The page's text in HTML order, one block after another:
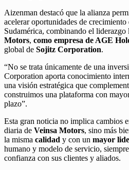
Aizenman destacó que la alianza
acelerar oportunidades de
Sudamérica, combinando el liderazgo
Motors, como empresa de AGE
global de Sojitz Corporation.
“No se trata únicamente de una
Corporation aporta conocimiento
una visión estratégica que
construimos una plataforma con
plazo”.
Esta gran noticia no implica cambios
diaria de Veinsa Motors, sino más
la misma calidad y con un mayor
humano y modelo de servicio,
confianza con sus clientes y aliados.